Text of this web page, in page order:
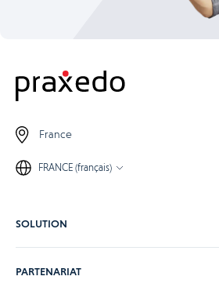
France
FRANCE (français)
SOLUTION
PARTENARIAT